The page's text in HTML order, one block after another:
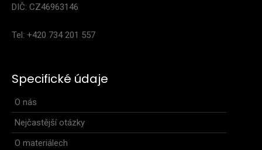
membránového materiálu Windrpoof zag, odolného proti ..
DIČ: CZ46963146
Tel: +420 734 201 557
Specifické údaje
O nás
Nejčastější otázky
O materiálech